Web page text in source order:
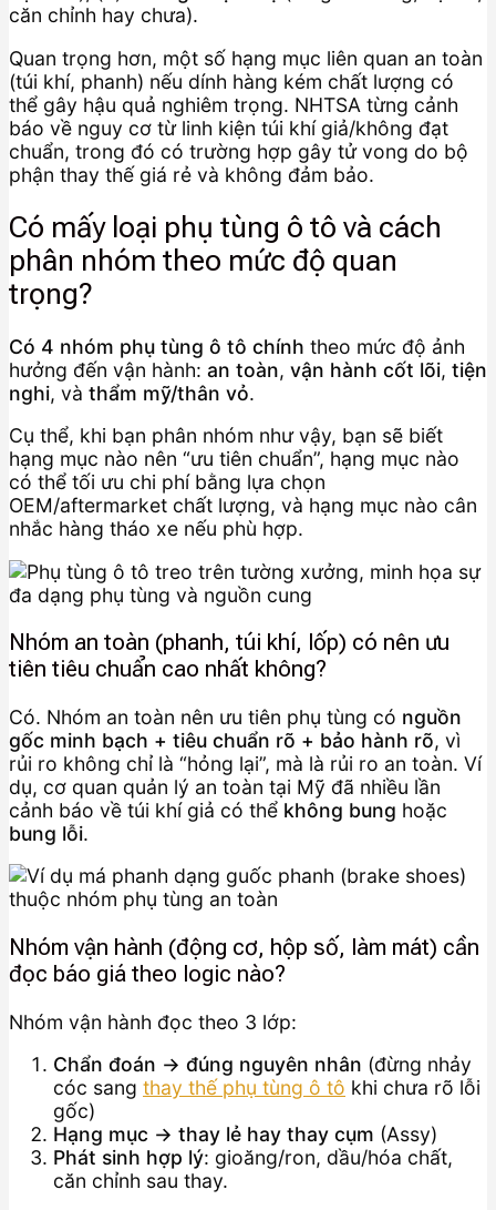
căn chỉnh hay chưa).
Quan trọng hơn, một số hạng mục liên quan an toàn
(túi khí, phanh) nếu dính hàng kém chất lượng có
thể gây hậu quả nghiêm trọng. NHTSA từng cảnh
báo về nguy cơ từ linh kiện túi khí giả/không đạt
chuẩn, trong đó có trường hợp gây tử vong do bộ
phận thay thế giá rẻ và không đảm bảo.
Có mấy loại phụ tùng ô tô và cách
phân nhóm theo mức độ quan
trọng?
Có 4 nhóm phụ tùng ô tô chính theo mức độ ảnh
hưởng đến vận hành: an toàn, vận hành cốt lõi, tiện
nghi, và thẩm mỹ/thân vỏ.
Cụ thể, khi bạn phân nhóm như vậy, bạn sẽ biết
hạng mục nào nên “ưu tiên chuẩn”, hạng mục nào
có thể tối ưu chi phí bằng lựa chọn
OEM/aftermarket chất lượng, và hạng mục nào cân
nhắc hàng tháo xe nếu phù hợp.
Nhóm an toàn (phanh, túi khí, lốp) có nên ưu
tiên tiêu chuẩn cao nhất không?
Có. Nhóm an toàn nên ưu tiên phụ tùng có nguồn
gốc minh bạch + tiêu chuẩn rõ + bảo hành rõ, vì
rủi ro không chỉ là “hỏng lại”, mà là rủi ro an toàn. Ví
dụ, cơ quan quản lý an toàn tại Mỹ đã nhiều lần
cảnh báo về túi khí giả có thể không bung hoặc
bung lỗi.
Nhóm vận hành (động cơ, hộp số, làm mát) cần
đọc báo giá theo logic nào?
Nhóm vận hành đọc theo 3 lớp:
Chẩn đoán → đúng nguyên nhân (đừng nhảy
cóc sang thay thế phụ tùng ô tô khi chưa rõ lỗi
gốc)
Hạng mục → thay lẻ hay thay cụm (Assy)
Phát sinh hợp lý: gioăng/ron, dầu/hóa chất,
căn chỉnh sau thay.